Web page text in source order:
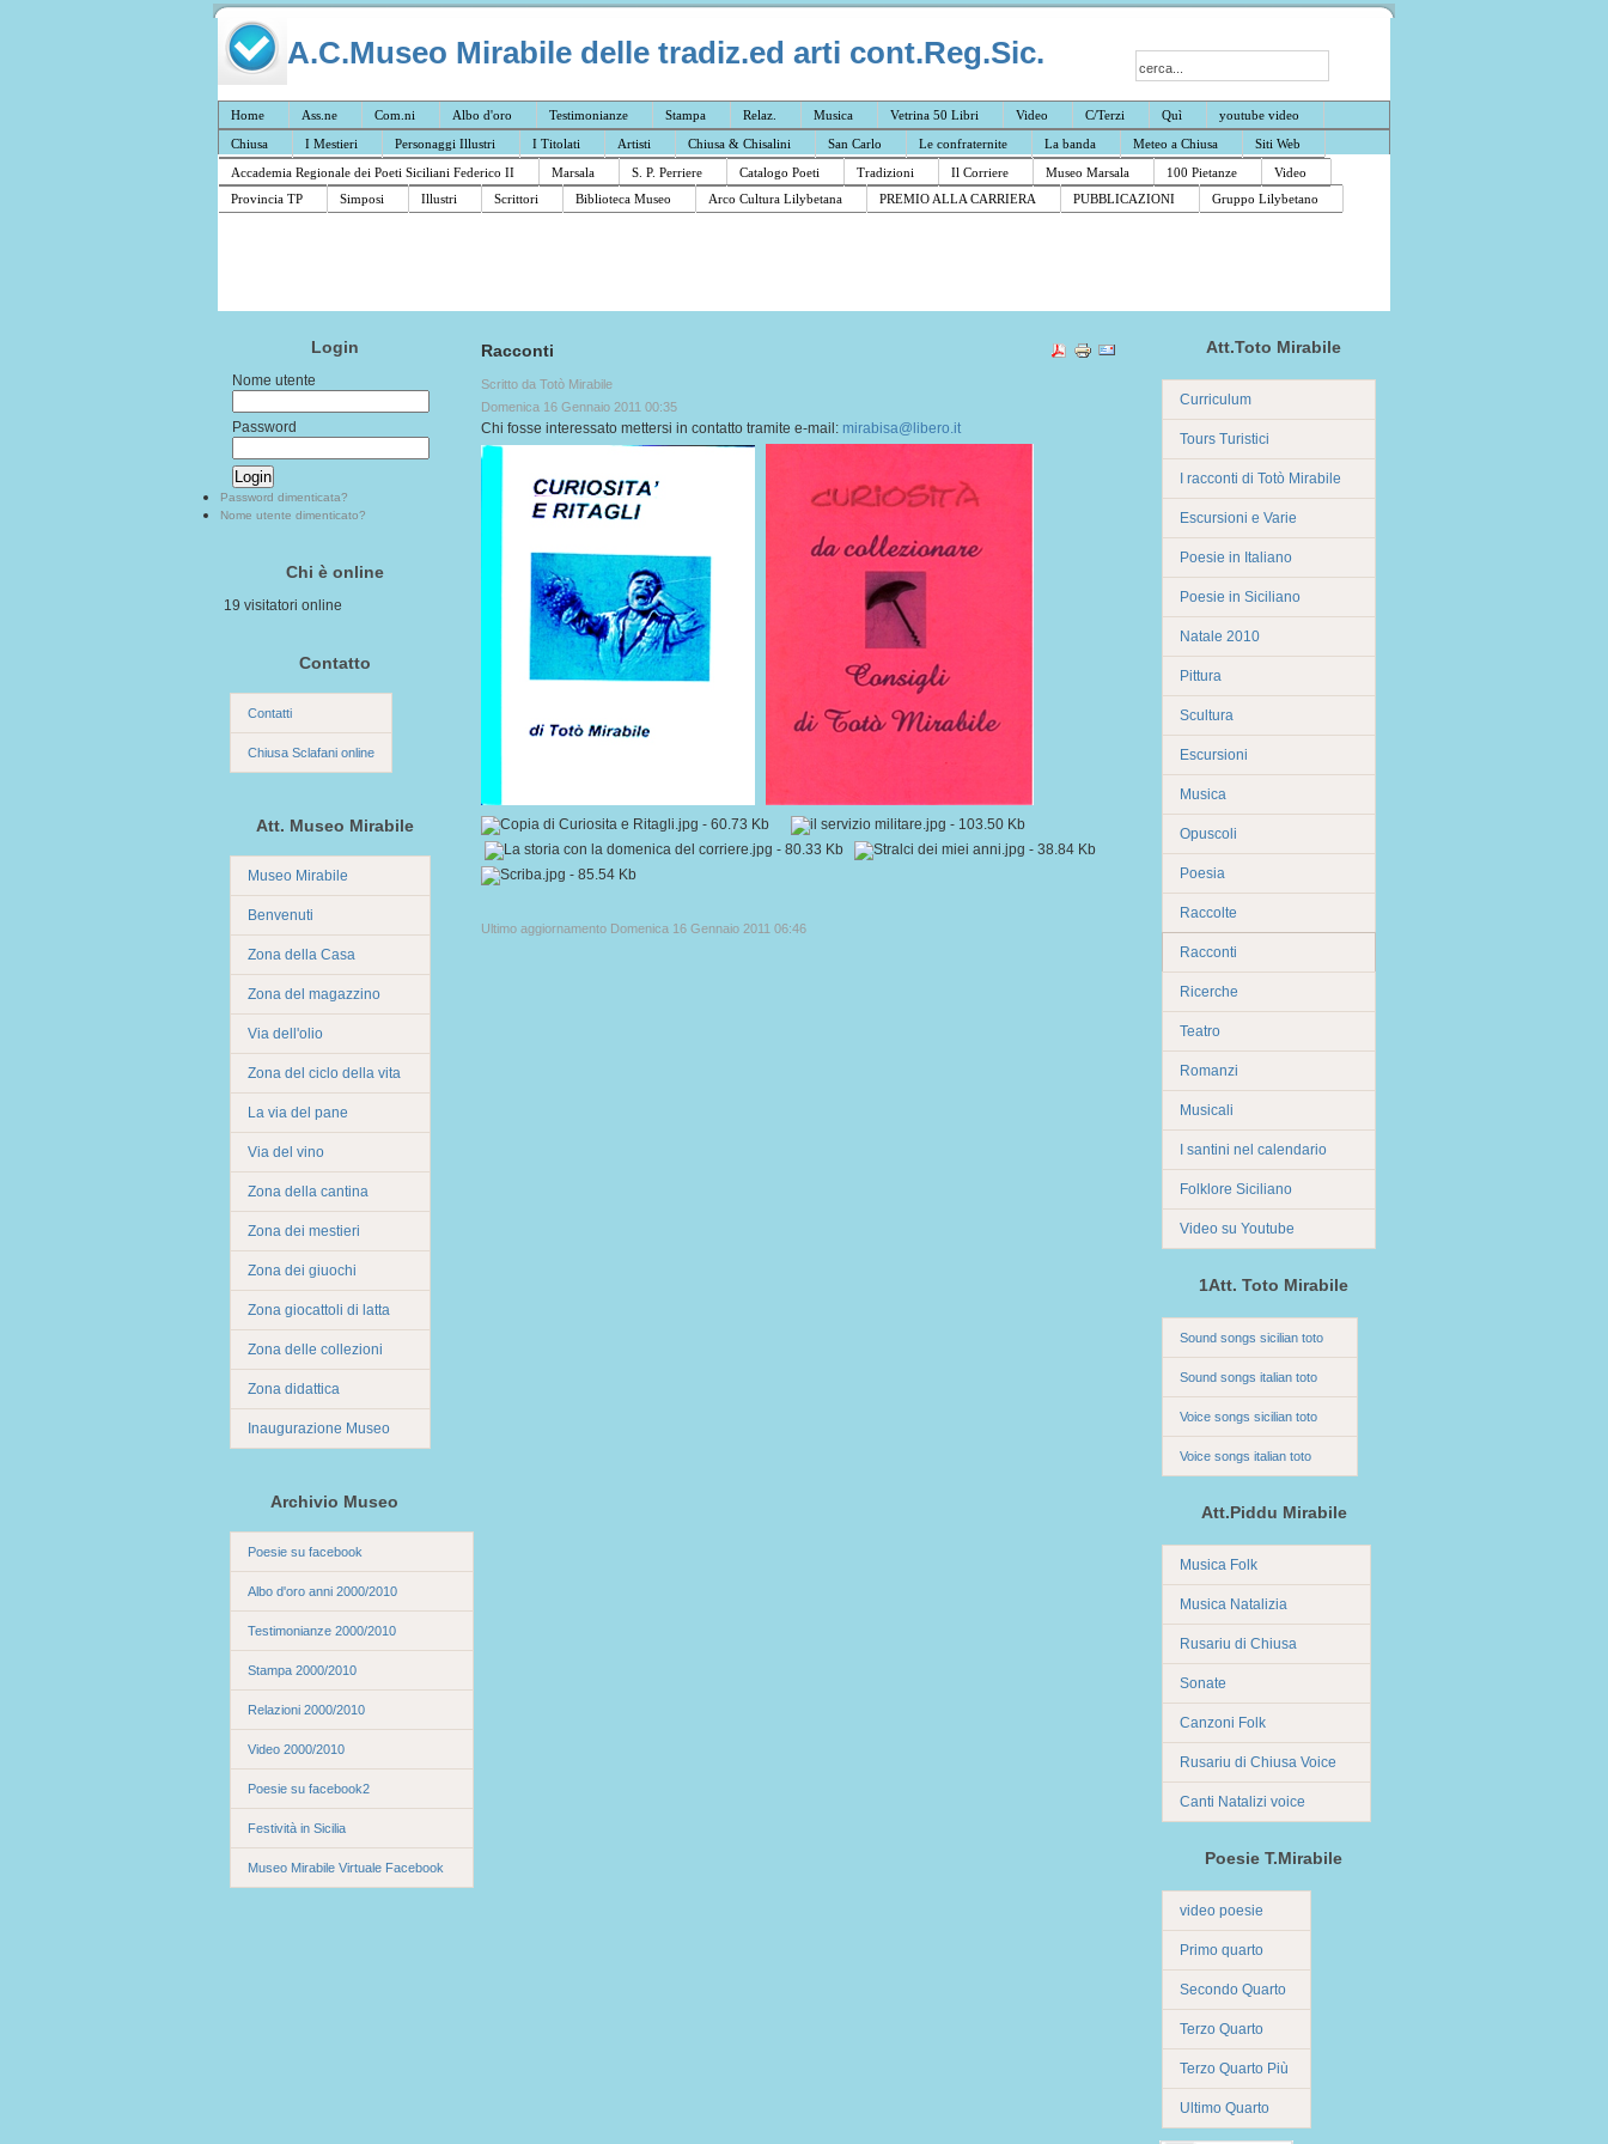
A.C.Museo Mirabile delle tradiz.ed arti cont.Reg.Sic.
Home Ass.ne Com.ni Albo d'oro Testimonianze Stampa Relaz. Musica Vetrina 50 Libri Video C/Terzi Quì
youtube video
Chiusa
I Mestieri Personaggi Illustri I Titolati Artisti Chiusa & Chisalini San Carlo Le confraternite La banda Meteo a Chiusa
Siti Web
Accademia Regionale dei Poeti Siciliani Federico II
Marsala S. P. Perriere Catalogo Poeti Tradizioni Il Corriere Museo Marsala 100 Pietanze
Video
Provincia TP
Simposi Illustri Scrittori Biblioteca Museo Arco Cultura Lilybetana PREMIO ALLA CARRIERA PUBBLICAZIONI Gruppo Lilybetano
Login
Nome utente
Password
Password dimenticata?
Nome utente dimenticato?
Chi è online
19 visitatori online
Contatto
Contatti
Chiusa Sclafani online
Att. Museo Mirabile
Museo Mirabile
Benvenuti
Zona della Casa
Zona del magazzino
Via dell'olio
Zona del ciclo della vita
La via del pane
Via del vino
Zona della cantina
Zona dei mestieri
Zona dei giuochi
Zona giocattoli di latta
Zona delle collezioni
Zona didattica
Inaugurazione Museo
Archivio Museo
Poesie su facebook
Albo d'oro anni 2000/2010
Testimonianze 2000/2010
Stampa 2000/2010
Relazioni 2000/2010
Video 2000/2010
Poesie su facebook2
Festività in Sicilia
Museo Mirabile Virtuale Facebook
Racconti
Scritto da Totò Mirabile
Domenica 16 Gennaio 2011 00:35
Chi fosse interessato mettersi in contatto tramite e-mail: mirabisa@libero.it
Ultimo aggiornamento Domenica 16 Gennaio 2011 06:46
Att.Toto Mirabile
Curriculum
Tours Turistici
I racconti di Totò Mirabile
Escursioni e Varie
Poesie in Italiano
Poesie in Siciliano
Natale 2010
Pittura
Scultura
Escursioni
Musica
Opuscoli
Poesia
Raccolte
Racconti
Ricerche
Teatro
Romanzi
Musicali
I santini nel calendario
Folklore Siciliano
Video su Youtube
1Att. Toto Mirabile
Sound songs sicilian toto
Sound songs italian toto
Voice songs sicilian toto
Voice songs italian toto
Att.Piddu Mirabile
Musica Folk
Musica Natalizia
Rusariu di Chiusa
Sonate
Canzoni Folk
Rusariu di Chiusa Voice
Canti Natalizi voice
Poesie T.Mirabile
video poesie
Primo quarto
Secondo Quarto
Terzo Quarto
Terzo Quarto Più
Ultimo Quarto